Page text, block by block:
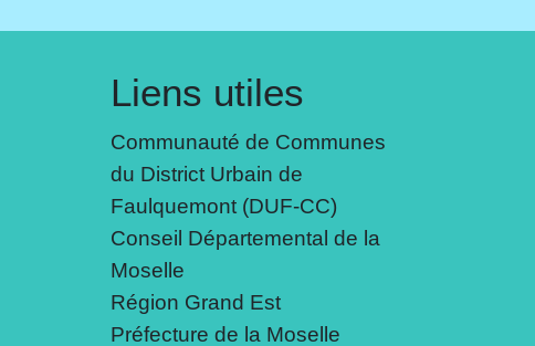
Liens utiles
Communauté de Communes
du District Urbain de
Faulquemont (DUF-CC)
Conseil Départemental de la
Moselle
Région Grand Est
Préfecture de la Moselle